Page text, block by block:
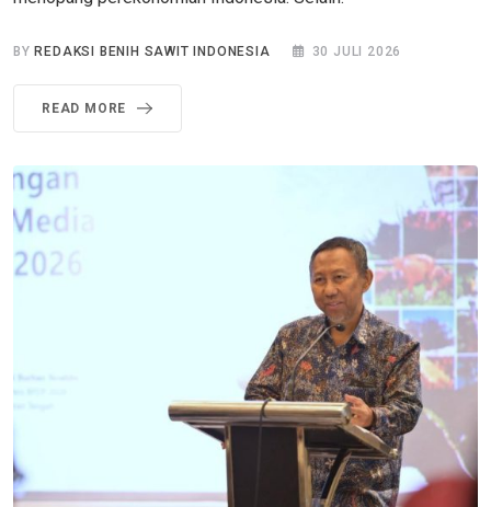
BY REDAKSI BENIH SAWIT INDONESIA 30 JULI 2026
READ MORE